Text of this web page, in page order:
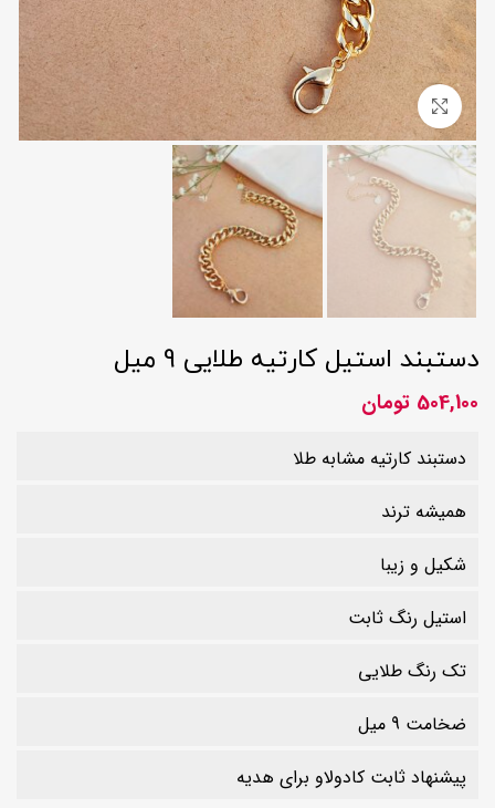
بزرگنمایی تصویر
دستبند استیل کارتیه طلایی 9 میل
504,100 تومان
دستبند کارتیه مشابه طلا
همیشه ترند
شکیل و زیبا
استیل رنگ ثابت
تک رنگ طلایی
ضخامت 9 میل
پیشنهاد ثابت کادولاو برای هدیه